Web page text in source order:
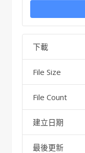
下載
File Size
File Count
建立日期
最後更新